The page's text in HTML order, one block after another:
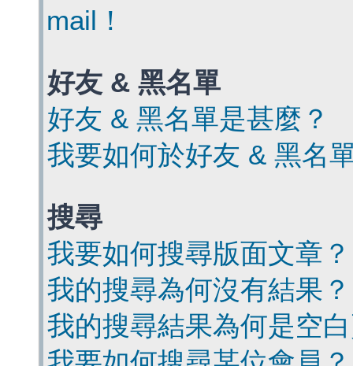
mail！
好友 & 黑名單
好友 & 黑名單是甚麼？
我要如何於好友 & 黑名
搜尋
我要如何搜尋版面文章？
我的搜尋為何沒有結果？
我的搜尋結果為何是空